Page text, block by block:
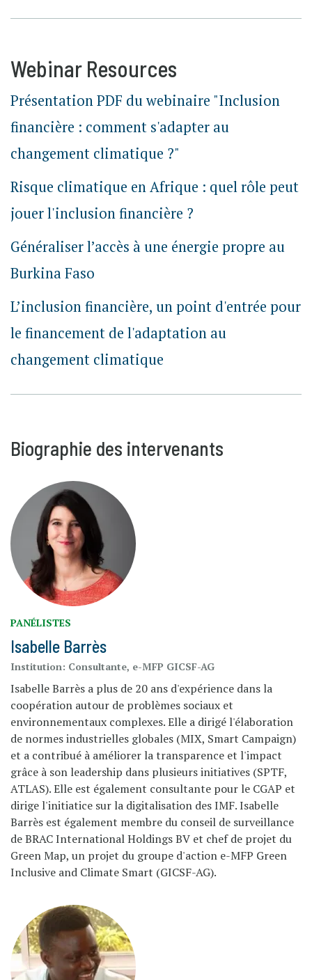
Webinar Resources
Présentation PDF du webinaire "Inclusion
financière : comment s'adapter au
changement climatique ?"
Risque climatique en Afrique : quel rôle peut
jouer l'inclusion financière ?
Généraliser l’accès à une énergie propre au
Burkina Faso
L’inclusion financière, un point d'entrée pour
le financement de l'adaptation au
changement climatique
Biographie des intervenants
PANÉLISTES
Isabelle Barrès
Institution: Consultante, e-MFP GICSF-AG
Isabelle Barrès a plus de 20 ans d'expérience dans la
coopération autour de problèmes sociaux et
environnementaux complexes. Elle a dirigé l'élaboration
de normes industrielles globales (MIX, Smart Campaign)
et a contribué à améliorer la transparence et l'impact
grâce à son leadership dans plusieurs initiatives (SPTF,
ATLAS). Elle est également consultante pour le CGAP et
dirige l'initiatice sur la digitalisation des IMF. Isabelle
Barrès est également membre du conseil de surveillance
de BRAC International Holdings BV et chef de projet du
Green Map, un projet du groupe d'action e-MFP Green
Inclusive and Climate Smart (GICSF-AG).